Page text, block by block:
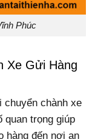
Phúc
Xe Gửi Hàng
chuyển chành xe
quan trọng giúp
hàng đến nơi an